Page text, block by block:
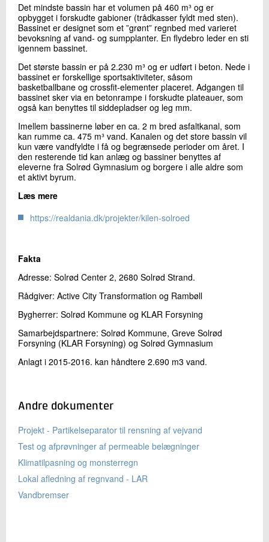
Send
Det mindste bassin har et volumen på 460 m³ og er
opbygget i forskudte gabioner (trådkasser fyldt med sten).
Bassinet er designet som et ”grønt” regnbed med varieret
bevoksning af vand- og sumpplanter. En flydebro leder en sti
igennem bassinet.
Det største bassin er på 2.230 m³ og er udført i beton. Nede i
bassinet er forskellige sportsaktiviteter, såsom
basketballbane og crossfit-elementer placeret. Adgangen til
bassinet sker via en betonrampe i forskudte plateauer, som
også kan benyttes til siddepladser og leg mm.
Imellem bassinerne løber en ca. 2 m bred asfaltkanal, som
kan rumme ca. 475 m³ vand. Kanalen og det store bassin vil
kun være vandfyldte i få og begrænsede perioder om året. I
den resterende tid kan anlæg og bassiner benyttes af
eleverne fra Solrød Gymnasium og borgere i alle aldre som
et aktivt byrum.
Læs mere
https://realdania.dk/projekter/kilen-solroed
Fakta
Adresse: Solrød Center 2, 2680 Solrød Strand.
Rådgiver: Active City Transformation og Rambøll
Bygherrer: Solrød Kommune og KLAR Forsyning
Samarbejdspartnere: Solrød Kommune, Greve Solrød
Forsyning (KLAR Forsyning) og Solrød Gymnasium
Anlagt i 2015-2016. kan håndtere 2.690 m3 vand.
Andre dokumenter
Projekt - Partikelseparator til rensning af vejvand
Test og afprøvninger af permeable belægninger
Klimatilpasning og monsterregn
Lokal afledning af regnvand - LAR
Vandbremser